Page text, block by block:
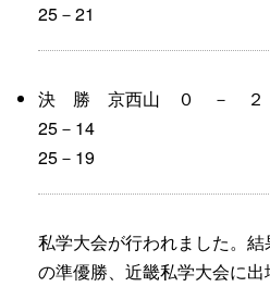
25－21
決 勝 京西山 ０ － ２
25－14
25－19
私学大会が行われました。
の準優勝、近畿私学大会に出